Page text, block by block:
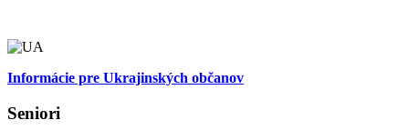
Informácie pre Ukrajinských občanov
Seniori